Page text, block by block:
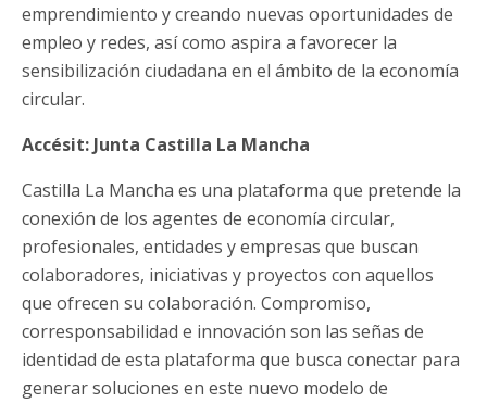
emprendimiento y creando nuevas oportunidades de
empleo y redes, así como aspira a favorecer la
sensibilización ciudadana en el ámbito de la economía
circular.
Accésit: Junta Castilla La Mancha
Castilla La Mancha es una plataforma que pretende la
conexión de los agentes de economía circular,
profesionales, entidades y empresas que buscan
colaboradores, iniciativas y proyectos con aquellos
que ofrecen su colaboración. Compromiso,
corresponsabilidad e innovación son las señas de
identidad de esta plataforma que busca conectar para
generar soluciones en este nuevo modelo de